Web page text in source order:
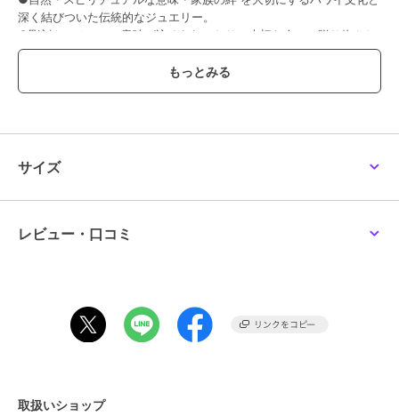
深く結びついた伝統的なジュエリー。
●彫刻やモチーフに意味が込められており、大切な人への贈り物やお
守りとして愛されてきました。
●船の碇に繋がれた鎖をデザインソースにしたブレスレット。
●ありそうでなかったメンズライクな『いぶし風ブラック仕上げ』が
トとしてもオススメです。
・刻印は、ジュエリーの世界で長年「本物の証」とされてきた伝統。
お届けします。
・セットアップやジャケット、シャツなど、きれいめコーデとの相性
サイズ
レビュー・口コミ
取扱いショップ